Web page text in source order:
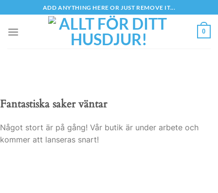
to
content
ADD ANYTHING HERE OR JUST REMOVE IT...
0
Fantastiska saker väntar
Något stort är på gång! Vår butik är under arbete och
kommer att lanseras snart!